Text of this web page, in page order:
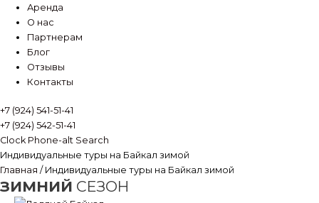
Аренда
О нас
Партнерам
Блог
Отзывы
Контакты
+7 (924) 541-51-41
+7 (924) 542-51-41
Clock Phone-alt Search
Индивидуальные туры на Байкал зимой
Главная / Индивидуальные туры на Байкал зимой
ЗИМНИЙ СЕЗОН